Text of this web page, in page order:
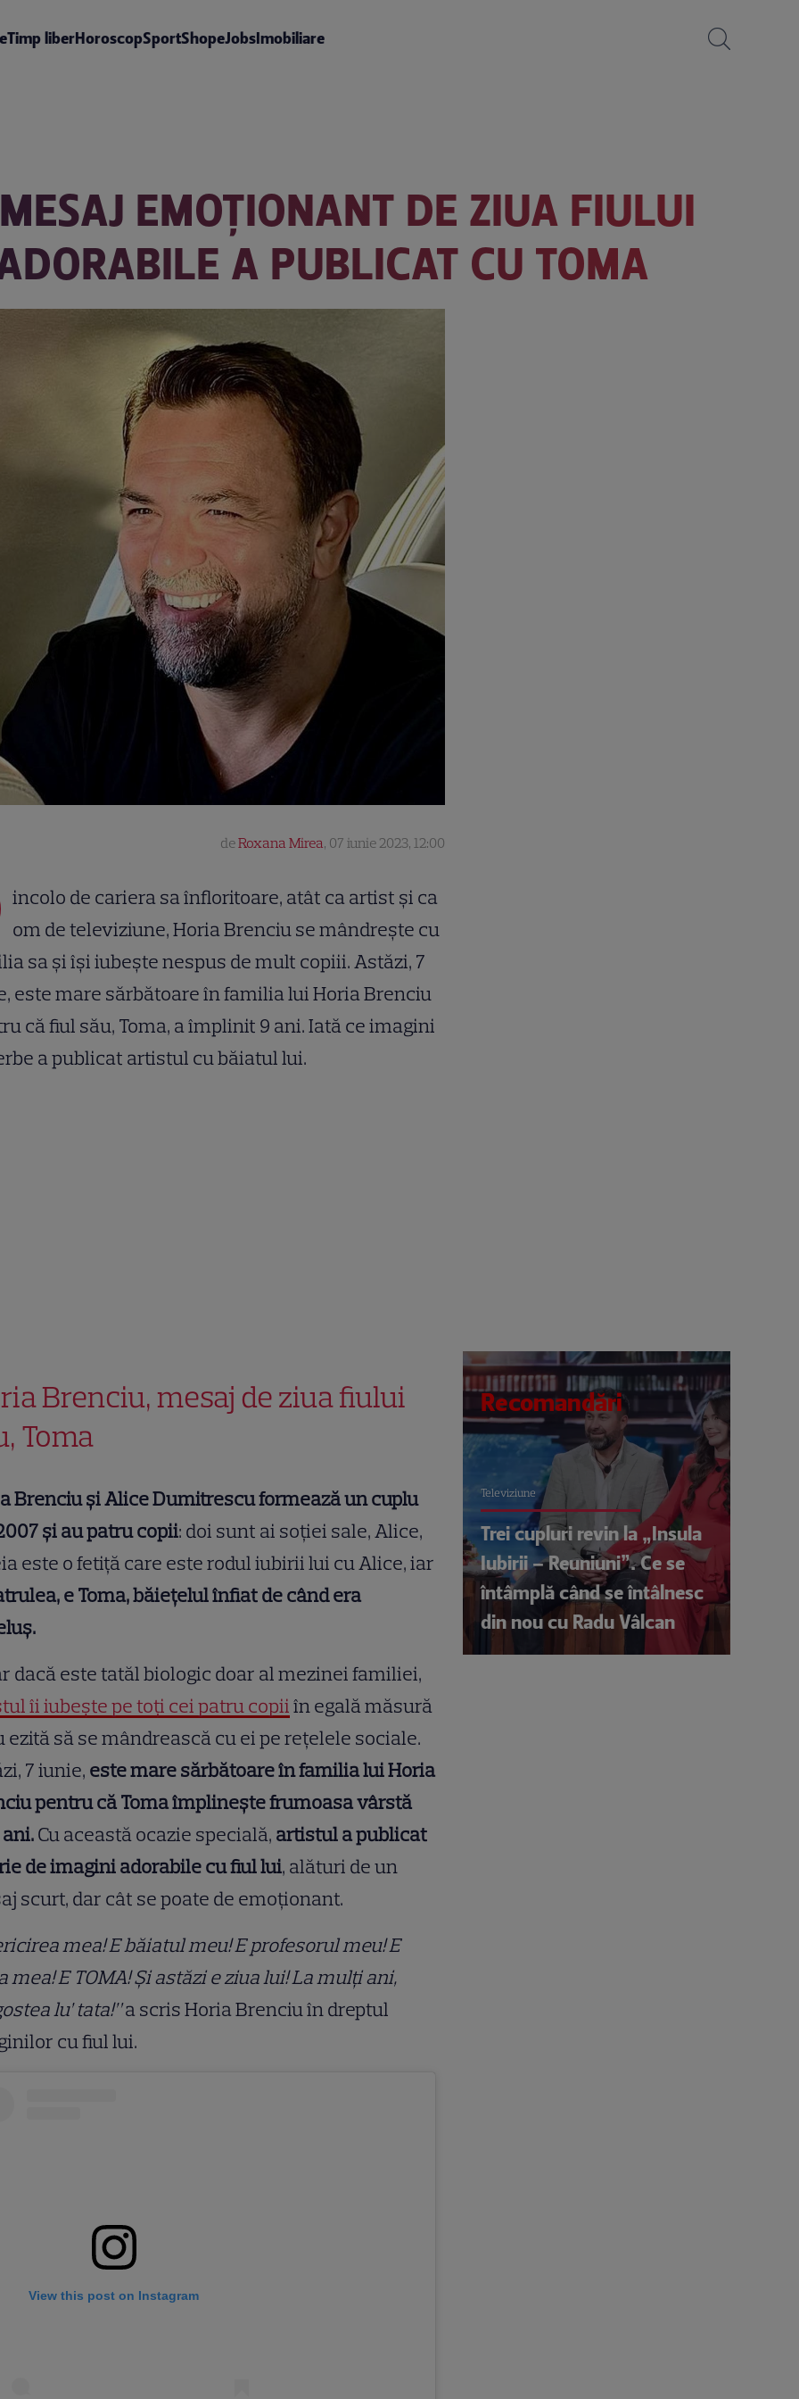
Timp liberHoroscopSportShopeJobsImobiliare
EMOȚIONANT DE ZIUA FIULUI
A PUBLICAT CU TOMA
deRoxana Mirea, 07 iunie 2023, 12:00
incolo de cariera sa înfloritoare, atât ca artist și ca
om de televiziune, Horia Brenciu se mândrește cu
sa și își iubește nespus de mult copiii. Astăzi, 7
este mare sărbătoare în familia lui Horia Brenciu
că fiul său, Toma, a împlinit 9 ani. Iată ce imagini
a publicat artistul cu băiatul lui.
Brenciu, mesaj de ziua fiului
Toma
Brenciu și Alice Dumitrescu formează un cuplu
și au patru copii: doi sunt ai soţiei sale, Alice,
este o fetiţă care este rodul iubirii lui cu Alice, iar
e Toma, băiețelul înfiat de când era
dacă este tatăl biologic doar al mezinei familiei,
îi iubește pe toți cei patru copiiîn egală măsură
ezită să se mândrească cu ei pe rețelele sociale.
7 iunie, este mare sărbătoare în familia lui Horia
pentru că Toma împlinește frumoasa vârstă
Cu această ocazie specială, artistul a publicat
de imagini adorabile cu fiul lui, alături de un
scurt, dar cât se poate de emoționant.
mea! E băiatul meu! E profesorul meu! E
mea! E TOMA! Și astăzi e ziua lui! La mulți ani,
lu’ tata!”a scris Horia Brenciu în dreptul
cu fiul lui.
View this post on Instagram
Recomandări
Televiziune
Trei cupluri revin la „Insula
Iubirii – Reuniuni”. Ce se
întâmplă când se întâlnesc
din nou cu Radu Vâlcan